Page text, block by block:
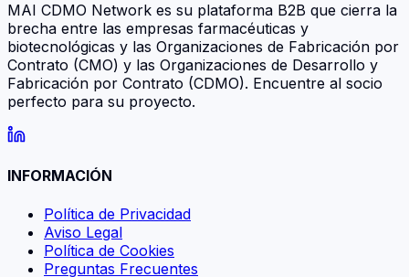
MAI CDMO Network es su plataforma B2B que cierra la
brecha entre las empresas farmacéuticas y
biotecnológicas y las Organizaciones de Fabricación por
Contrato (CMO) y las Organizaciones de Desarrollo y
Fabricación por Contrato (CDMO). Encuentre al socio
perfecto para su proyecto.
INFORMACIÓN
Política de Privacidad
Aviso Legal
Política de Cookies
Preguntas Frecuentes